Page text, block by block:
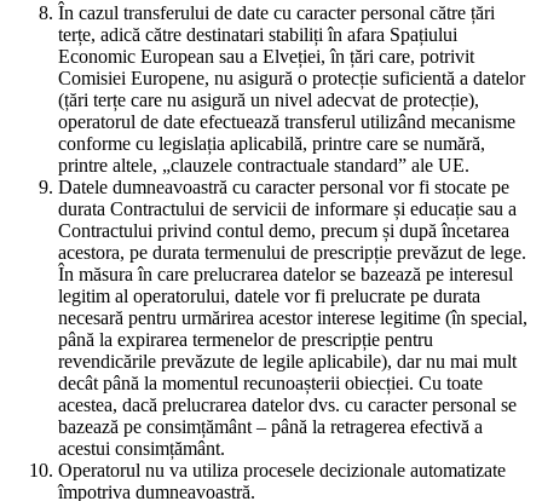
În cazul transferului de date cu caracter personal către țări
terțe, adică către destinatari stabiliți în afara Spațiului
Economic European sau a Elveției, în țări care, potrivit
Comisiei Europene, nu asigură o protecție suficientă a datelor
(țări terțe care nu asigură un nivel adecvat de protecție),
operatorul de date efectuează transferul utilizând mecanisme
conforme cu legislația aplicabilă, printre care se numără,
printre altele, „clauzele contractuale standard” ale UE.
Datele dumneavoastră cu caracter personal vor fi stocate pe
durata Contractului de servicii de informare și educație sau a
Contractului privind contul demo, precum și după încetarea
acestora, pe durata termenului de prescripție prevăzut de lege.
În măsura în care prelucrarea datelor se bazează pe interesul
legitim al operatorului, datele vor fi prelucrate pe durata
necesară pentru urmărirea acestor interese legitime (în special,
până la expirarea termenelor de prescripție pentru
revendicările prevăzute de legile aplicabile), dar nu mai mult
decât până la momentul recunoașterii obiecției. Cu toate
acestea, dacă prelucrarea datelor dvs. cu caracter personal se
bazează pe consimțământ – până la retragerea efectivă a
acestui consimțământ.
Operatorul nu va utiliza procesele decizionale automatizate
împotriva dumneavoastră.